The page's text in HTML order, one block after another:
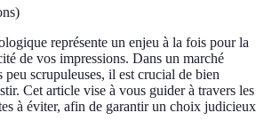
)
représente un enjeu à la fois pour la
de vos impressions. Dans un marché
peu scrupuleuses, il est crucial de bien
Cet article vise à vous guider à travers les
à éviter, afin de garantir un choix judicieux